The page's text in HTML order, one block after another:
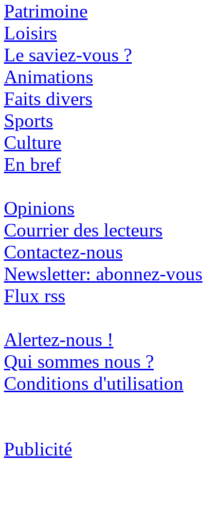
Patrimoine
Loisirs
Le saviez-vous ?
Animations
Faits divers
Sports
Culture
En bref
Opinions
Courrier des lecteurs
Contactez-nous
Newsletter: abonnez-vous
Flux rss
Alertez-nous !
Qui sommes nous ?
Conditions d'utilisation
Publicité